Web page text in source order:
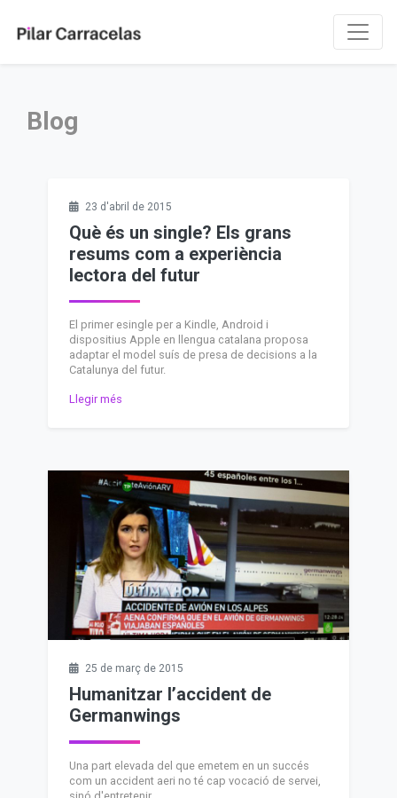
Blog
23 d'abril de 2015
Què és un single? Els grans
resums com a experiència
lectora del futur
El primer esingle per a Kindle, Android i
dispositius Apple en llengua catalana proposa
adaptar el model suís de presa de decisions a la
Catalunya del futur.
Llegir més
25 de març de 2015
Humanitzar l’accident de
Germanwings
Una part elevada del que emetem en un succés
com un accident aeri no té cap vocació de servei,